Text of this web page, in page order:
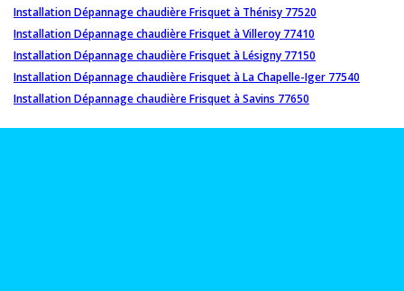
Installation Dépannage chaudière Frisquet à Thénisy 77520
Installation Dépannage chaudière Frisquet à Villeroy 77410
Installation Dépannage chaudière Frisquet à Lésigny 77150
Installation Dépannage chaudière Frisquet à La Chapelle-Iger 77540
Installation Dépannage chaudière Frisquet à Savins 77650